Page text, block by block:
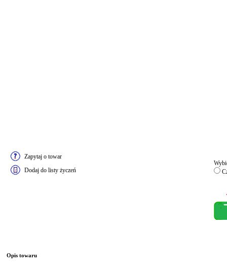
Zapytaj o towar
Dodaj do listy życzeń
Opis towaru